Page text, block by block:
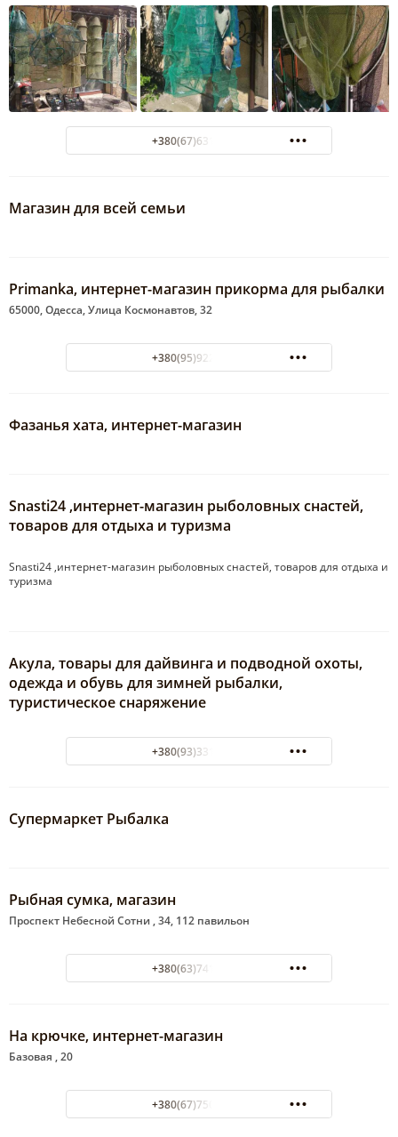
+380(67)631-83-64
Магазин для всей семьи
Primanka, интернет-магазин прикорма для рыбалки
65000, Одесса, Улица Космонавтов, 32
+380(95)922-40-00
Фазанья хата, интернет-магазин
Snasti24 ,интернет-магазин рыболовных снастей,
товаров для отдыха и туризма
Snasti24 ,интернет-магазин рыболовных снастей, товаров для отдыха и
туризма
Акула, товары для дайвинга и подводной охоты,
одежда и обувь для зимней рыбалки,
туристическое снаряжение
+380(93)331-48-91
Супермаркет Рыбалка
Рыбная сумка, магазин
Проспект Небесной Сотни , 34, 112 павильон
+380(63)741-62-77
На крючке, интернет-магазин
Базовая , 20
+380(67)750-88-18